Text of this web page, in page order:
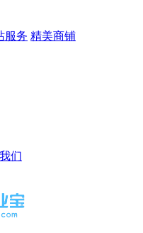
服务 精美商铺
们